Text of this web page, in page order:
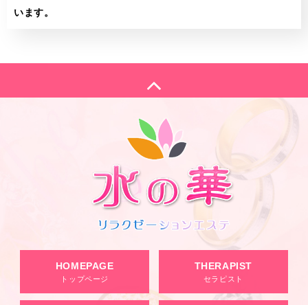
います。
HOMEPAGE
トップページ
THERAPIST
セラピスト